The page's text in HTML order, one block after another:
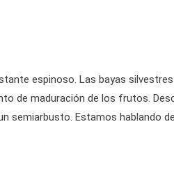
espinoso. Las bayas
de maduración de los frutos.
semiarbusto. Estamos hablando